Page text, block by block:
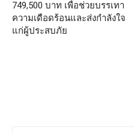
749,500 บาท เพื่อช่วยบรรเทา
ความเดือดร้อนและส่งกำลังใจ
แก่ผู้ประสบภัย